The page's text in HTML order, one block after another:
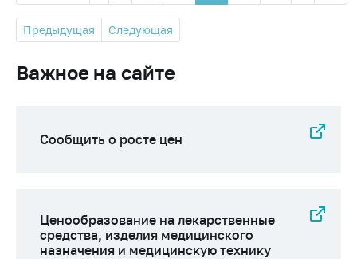
Предыдущая Следующая
Важное на сайте
Сообщить о росте цен
Ценообразование на лекарственные
средства, изделия медицинского
назначения и медицинскую технику